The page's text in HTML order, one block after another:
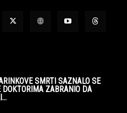
SMRTI SAZNALO SE
DOKTORIMA ZABRANIO DA